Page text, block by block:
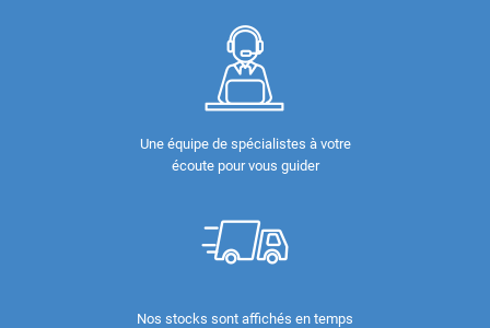
Une équipe de spécialistes à votre
écoute pour vous guider
Nos stocks sont affichés en temps